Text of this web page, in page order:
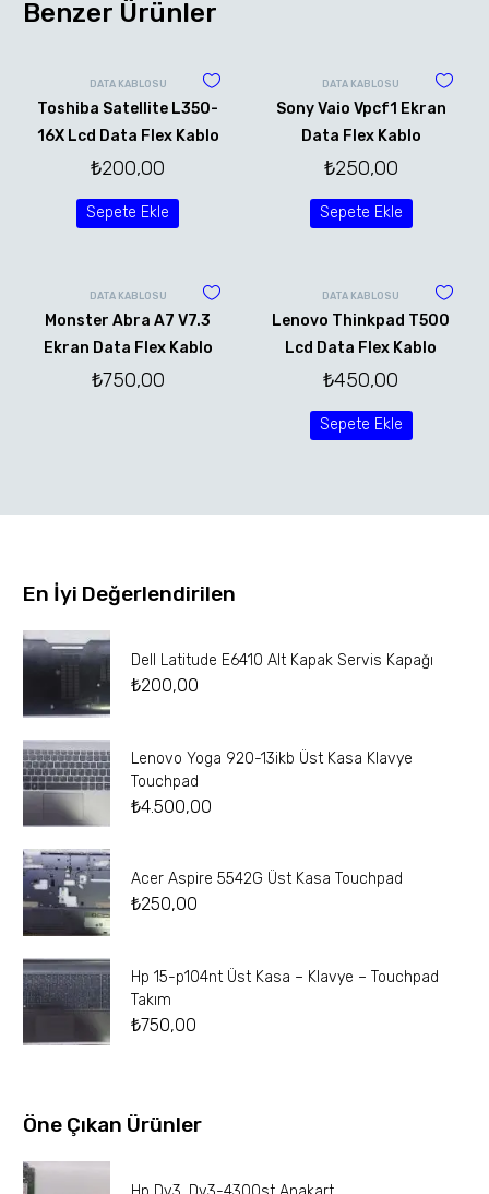
Benzer Ürünler
DATA KABLOSU
Toshiba Satellite L350-
16X Lcd Data Flex Kablo
₺200,00
Sepete Ekle
DATA KABLOSU
Sony Vaio Vpcf1 Ekran
Data Flex Kablo
₺250,00
Sepete Ekle
DATA KABLOSU
Monster Abra A7 V7.3
Ekran Data Flex Kablo
₺750,00
DATA KABLOSU
Lenovo Thinkpad T500
Lcd Data Flex Kablo
₺450,00
Sepete Ekle
En İyi Değerlendirilen
Dell Latitude E6410 Alt Kapak Servis Kapağı
₺200,00
Lenovo Yoga 920-13ikb Üst Kasa Klavye
Touchpad
₺4.500,00
Acer Aspire 5542G Üst Kasa Touchpad
₺250,00
Hp 15-p104nt Üst Kasa – Klavye – Touchpad
Takım
₺750,00
Öne Çıkan Ürünler